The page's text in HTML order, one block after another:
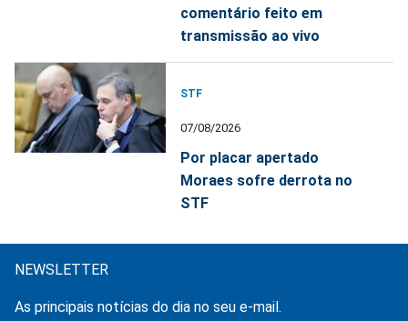
comentário feito em
transmissão ao vivo
STF
07/08/2026
Por placar apertado
Moraes sofre derrota no
STF
NEWSLETTER
As principais notícias do dia no seu e-mail.